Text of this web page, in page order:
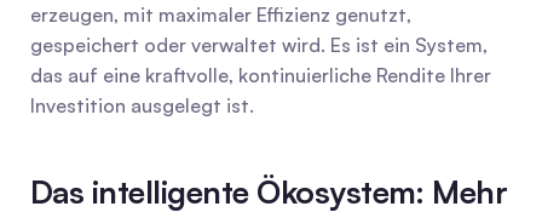
erzeugen, mit maximaler Effizienz genutzt,
gespeichert oder verwaltet wird. Es ist ein System,
das auf eine kraftvolle, kontinuierliche Rendite Ihrer
Investition ausgelegt ist.
Das intelligente Ökosystem: Mehr